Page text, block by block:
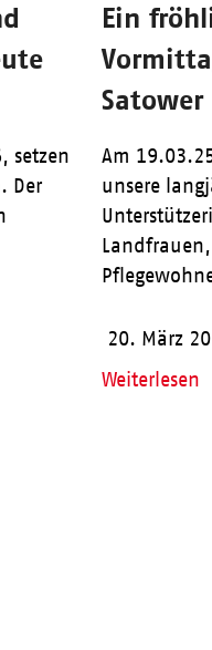
setzen
Der
Ein
Satower
Am
unsere
20. März
Weiterlesen